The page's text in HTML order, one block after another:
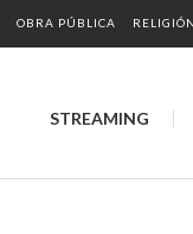
OBRA PÚBLICA RELIGIÓN
STREAMING